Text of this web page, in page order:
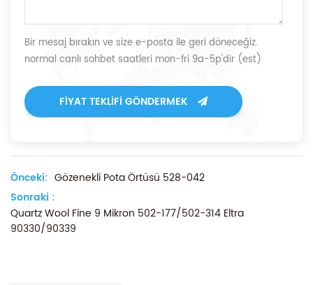
Bir mesaj bırakın ve size e-posta ile geri döneceğiz.
normal canlı sohbet saatleri mon-fri 9a-5p'dir (est)
FIYAT TEKLIFI GÖNDERMEK
Önceki: Gözenekli Pota Örtüsü 528-042
Sonraki :
Quartz Wool Fine 9 Mikron 502-177/502-314 Eltra
90330/90339